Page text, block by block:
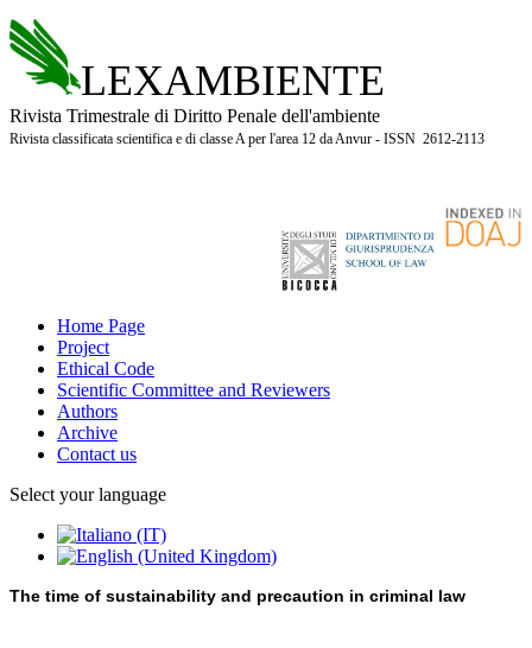
LEXAMBIENTE
Rivista Trimestrale di Diritto Penale dell'ambiente
Rivista classificata scientifica e di classe A per l'area 12 da Anvur - ISSN 2612-2113
Home Page
Project
Ethical Code
Scientific Committee and Reviewers
Authors
Archive
Contact us
Select your language
The time of sustainability and precaution in criminal law